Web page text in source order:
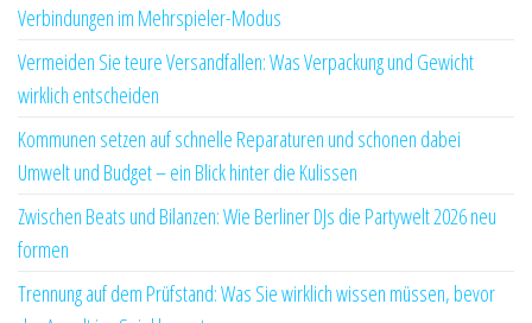
Verbindungen im Mehrspieler-Modus
Vermeiden Sie teure Versandfallen: Was Verpackung und Gewicht
wirklich entscheiden
Kommunen setzen auf schnelle Reparaturen und schonen dabei
Umwelt und Budget – ein Blick hinter die Kulissen
Zwischen Beats und Bilanzen: Wie Berliner DJs die Partywelt 2026 neu
formen
Trennung auf dem Prüfstand: Was Sie wirklich wissen müssen, bevor